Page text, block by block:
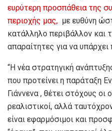
ευρύτερη προσπάθεια της
περιοχής μας, με ευθύνη
κατάλληλο περιβάλλον και
απαραίτητες για να
“Η νέα στρατηγική
που προτείνει η παράταξη
Γιάννενα , θέτει στόχους οι
ρεαλιστικοί, αλλά
είναι εφαρμόσιμοι και